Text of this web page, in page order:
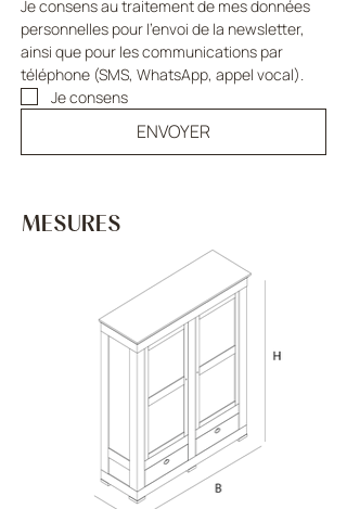
Je consens au traitement de mes données
personnelles pour l'envoi de la newsletter,
ainsi que pour les communications par
téléphone (SMS, WhatsApp, appel vocal).
Je consens
ENVOYER
MESURES